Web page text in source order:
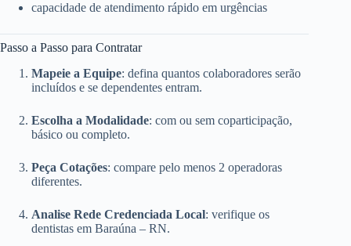
capacidade de atendimento rápido em urgências
Passo a Passo para Contratar
Mapeie a Equipe: defina quantos colaboradores serão
incluídos e se dependentes entram.
Escolha a Modalidade: com ou sem coparticipação,
básico ou completo.
Peça Cotações: compare pelo menos 2 operadoras
diferentes.
Analise Rede Credenciada Local: verifique os
dentistas em Baraúna – RN.